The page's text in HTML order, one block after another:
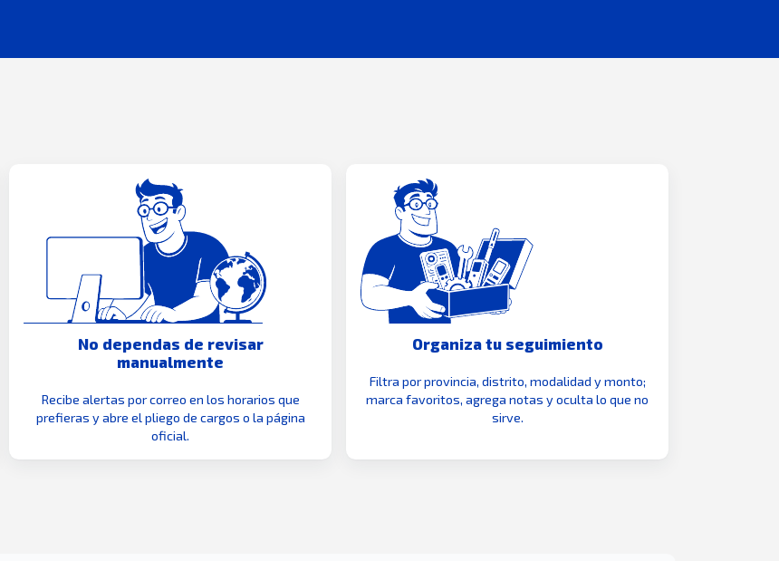
No dependas de revisar
manualmente
Recibe alertas por correo en los horarios que
prefieras y abre el pliego de cargos o la página
oficial.
Organiza tu seguimiento
Filtra por provincia, distrito, modalidad y monto;
marca favoritos, agrega notas y oculta lo que no
sirve.